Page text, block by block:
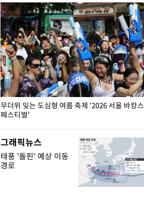
무더위 잊는 도심형 여름 축제 '2026 서울 바캉스
페스티벌'
그래픽뉴스
태풍 '돌핀' 예상 이동
경로